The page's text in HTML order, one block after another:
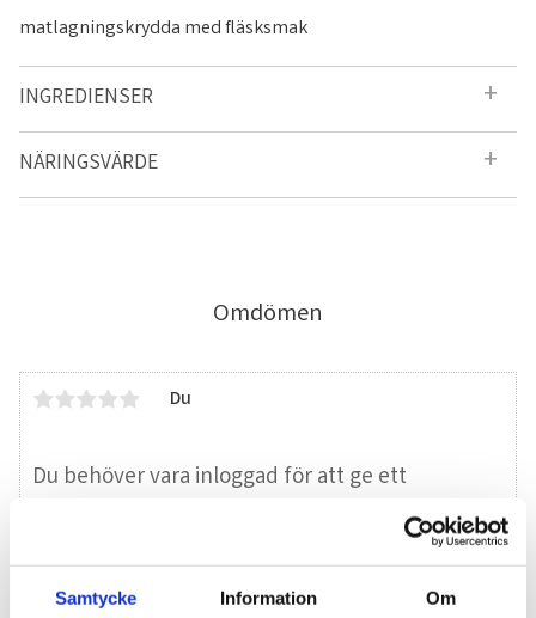
Samtycke Information Om
matlagningskrydda med fläsksmak
INGREDIENSER
NÄRINGSVÄRDE
Omdömen
Du